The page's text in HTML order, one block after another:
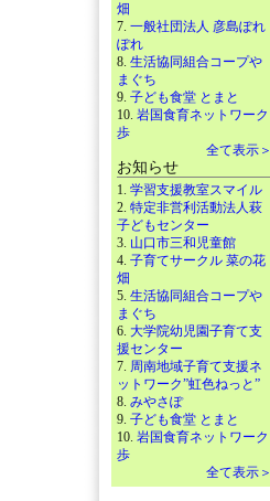
畑
7. 一般社団法人 彦島ぽれ
ぽれ
8. 生活協同組合コープや
まぐち
9. 子ども食堂 とまと
10. 岩国食育ネットワーク
歩
全て表示＞
お知らせ
1. 学習支援教室スマイル
2. 特定非営利活動法人萩
子どもセンター
3. 山口市三和児童館
4. 子育てサークル 菜の花
畑
5. 生活協同組合コープや
まぐち
6. 大学院幼児園子育て支
援センター
7. 周南地域子育て支援ネ
ットワーク”虹色ねっと”
8. みやさぽ
9. 子ども食堂 とまと
10. 岩国食育ネットワーク
歩
全て表示＞